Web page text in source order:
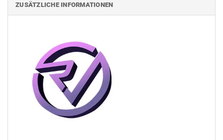
ZUSÄTZLICHE INFORMATIONEN